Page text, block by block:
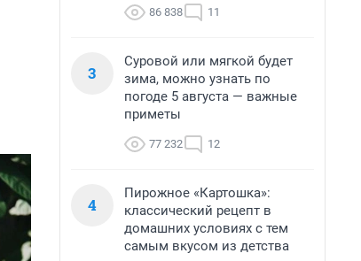
86 838 11
3
Суровой или мягкой будет
зима, можно узнать по
погоде 5 августа — важные
приметы
77 232 12
4
Пирожное «Картошка»:
классический рецепт в
домашних условиях с тем
самым вкусом из детства